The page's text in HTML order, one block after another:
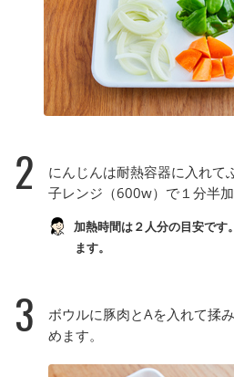
2
にんじんは耐熱容器に入れて
子レンジ（600w）で１分半加
加熱時間は２人分の目安です
ます。
3
ボウルに豚肉とAを入れて揉
めます。